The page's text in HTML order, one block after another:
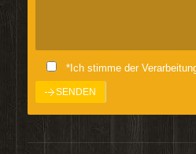
*Ich stimme der